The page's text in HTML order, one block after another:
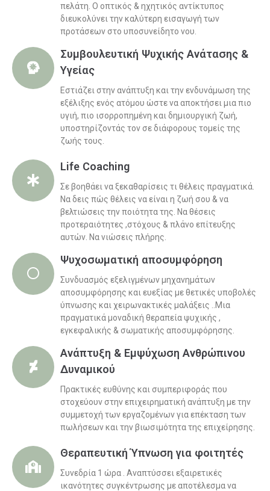
πελάτη. Ο οπτικός & ηχητικός αντίκτυπος
διευκολύνει την καλύτερη εισαγωγή των
προτάσεων στο υποσυνείδητο νου.
Συμβουλευτική Ψυχικής Ανάτασης &
Υγείας
Εστιάζει στην ανάπτυξη και την ενδυνάμωση της
εξέλιξης ενός ατόμου ώστε να αποκτήσει μια πιο
υγιή, πιο ισορροπημένη και δημιουργική ζωή,
υποστηρίζοντάς τον σε διάφορους τομείς της
ζωής τους.
Life Coaching
Σε βοηθάει να ξεκαθαρίσεις τι θέλεις πραγματικά.
Να δεις πώς θέλεις να είναι η ζωή σου & να
βελτιώσεις την ποιότητα της. Να θέσεις
προτεραιότητες ,στόχους & πλάνο επίτευξης
αυτών. Να νιώσεις πλήρης.
Ψυχοσωματική αποσυμφόρηση
Συνδυασμός εξελιγμένων μηχανημάτων
αποσυμφόρησης και ευεξίας με θετικές υποβολές
ύπνωσης και χειρωνακτικές μαλάξεις ..Μια
πραγματικά μοναδική θεραπεία ψυχικής ,
εγκεφαλικής & σωματικής αποσυμφόρησης.
Ανάπτυξη & Εμψύχωση Ανθρώπινου
Δυναμικού
Πρακτικές ευθύνης και συμπεριφοράς που
στοχεύουν στην επιχειρηματική ανάπτυξη με την
συμμετοχή των εργαζομένων για επέκταση των
πωλήσεων και την βιωσιμότητα της επιχείρησης.
Θεραπευτική Ύπνωση για φοιτητές
Συνεδρία 1 ώρα . Αναπτύσσει εξαιρετικές
ικανότητες συγκέντρωσης με αποτέλεσμα να